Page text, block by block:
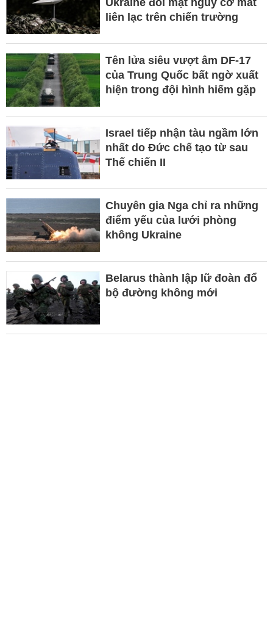
liên lạc trên chiến trường
Tên lửa siêu vượt âm DF-17
của Trung Quốc bất ngờ xuất
hiện trong đội hình hiếm gặp
Israel tiếp nhận tàu ngầm lớn
nhất do Đức chế tạo từ sau
Thế chiến II
Chuyên gia Nga chỉ ra những
điểm yếu của lưới phòng
không Ukraine
Belarus thành lập lữ đoàn đổ
bộ đường không mới